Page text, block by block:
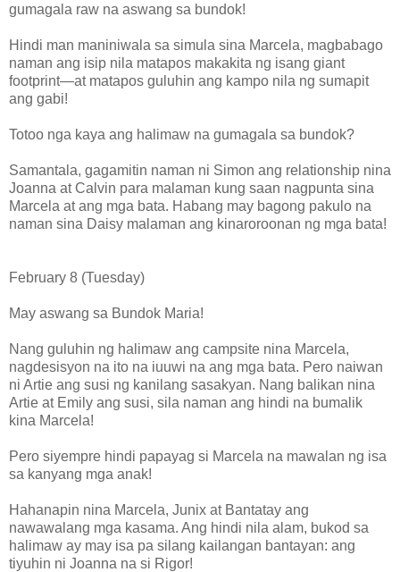
gumagala raw na aswang sa bundok!
Hindi man maniniwala sa simula sina Marcela, magbabago
naman ang isip nila matapos makakita ng isang giant
footprint—at matapos guluhin ang kampo nila ng sumapit
ang gabi!
Totoo nga kaya ang halimaw na gumagala sa bundok?
Samantala, gagamitin naman ni Simon ang relationship nina
Joanna at Calvin para malaman kung saan nagpunta sina
Marcela at ang mga bata. Habang may bagong pakulo na
naman sina Daisy malaman ang kinaroroonan ng mga bata!
February 8 (Tuesday)
May aswang sa Bundok Maria!
Nang guluhin ng halimaw ang campsite nina Marcela,
nagdesisyon na ito na iuuwi na ang mga bata. Pero naiwan
ni Artie ang susi ng kanilang sasakyan. Nang balikan nina
Artie at Emily ang susi, sila naman ang hindi na bumalik
kina Marcela!
Pero siyempre hindi papayag si Marcela na mawalan ng isa
sa kanyang mga anak!
Hahanapin nina Marcela, Junix at Bantatay ang
nawawalang mga kasama. Ang hindi nila alam, bukod sa
halimaw ay may isa pa silang kailangan bantayan: ang
tiyuhin ni Joanna na si Rigor!